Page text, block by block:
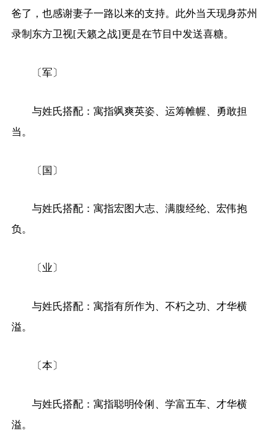
爸了，也感谢妻子一路以来的支持。此外当天现身苏州
录制东方卫视[天籁之战]更是在节目中发送喜糖。
〔军〕
与姓氏搭配：寓指飒爽英姿、运筹帷幄、勇敢担
当。
〔国〕
与姓氏搭配：寓指宏图大志、满腹经纶、宏伟抱
负。
〔业〕
与姓氏搭配：寓指有所作为、不朽之功、才华横
溢。
〔本〕
与姓氏搭配：寓指聪明伶俐、学富五车、才华横
溢。